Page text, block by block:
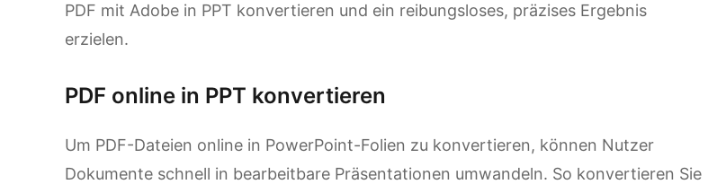
PDF mit Adobe in PPT konvertieren und ein reibungsloses, präzises Ergebnis
erzielen.
PDF online in PPT konvertieren
Um PDF-Dateien online in PowerPoint-Folien zu konvertieren, können Nutzer
Dokumente schnell in bearbeitbare Präsentationen umwandeln. So konvertieren Sie